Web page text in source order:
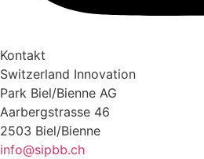
Kontakt
Switzerland Innovation
Park Biel/Bienne AG
Aarbergstrasse 46
2503 Biel/Bienne
info@sipbb.ch